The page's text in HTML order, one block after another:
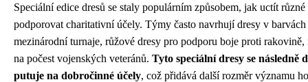
Speciální edice dresů se staly populárním způsobem, jak uctít
podporovat charitativní účely. Týmy často navrhují dresy v
mezinárodní turnaje, růžové dresy pro podporu boje proti rakovině,
na počest vojenských veteránů. Tyto speciální dresy se následně
putuje na dobročinné účely, což přidává další rozměr významu